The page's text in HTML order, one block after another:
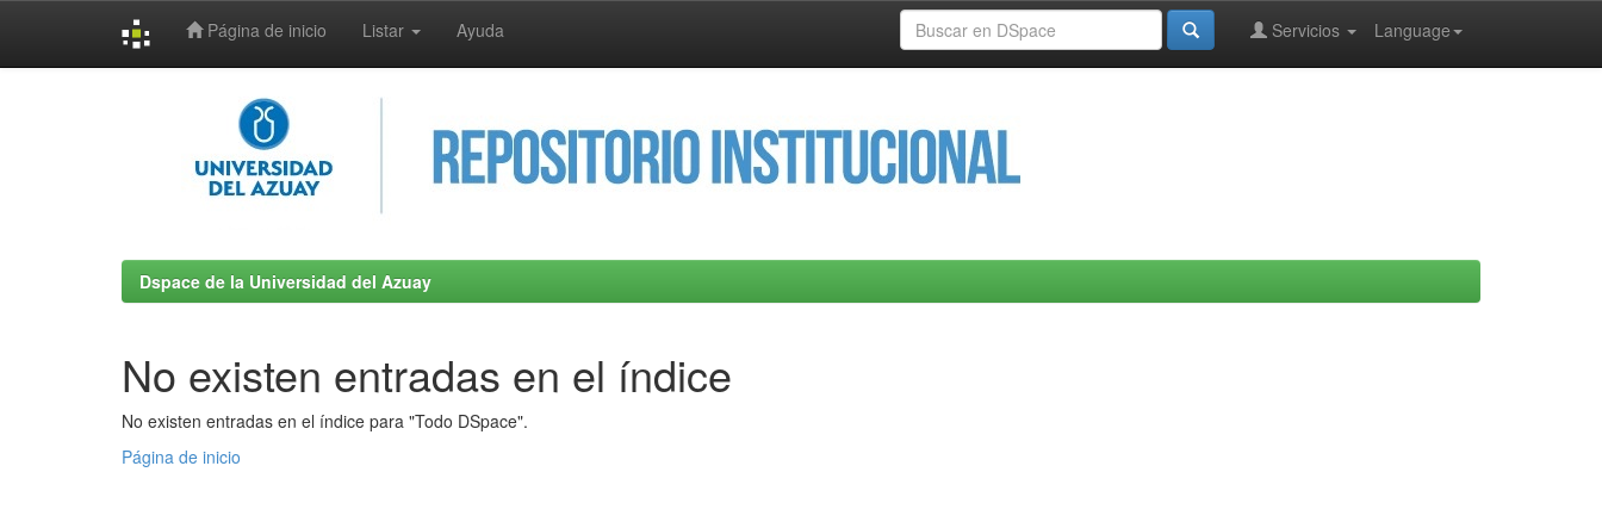
Página de inicio Listar Ayuda Language
Servicios
Dspace de la Universidad del Azuay
No existen entradas en el índice
No existen entradas en el índice para "Todo DSpace".
Página de inicio